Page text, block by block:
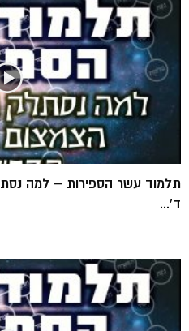
תלמוד עשר הספירות – למה
ד’...